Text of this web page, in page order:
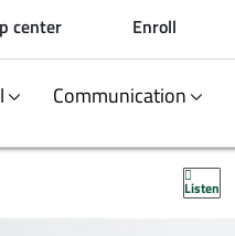
center Enroll
Communication
Listen